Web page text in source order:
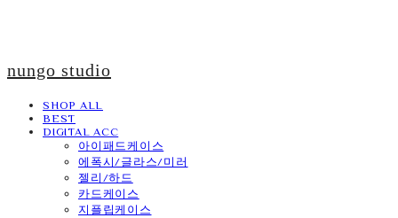
nungo studio
SHOP ALL
BEST
DIGITAL ACC
아이패드케이스
에폭시/글라스/미러
젤리/하드
카드케이스
지플립케이스